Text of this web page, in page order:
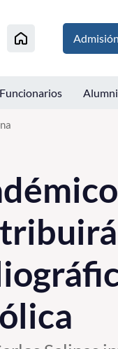
Admisión
Funcionarios Alumni